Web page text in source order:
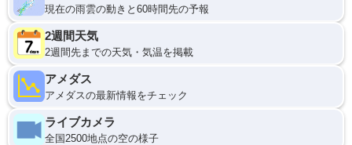
現在の雨雲の動きと60時間先の予報
2週間天気
2週間先までの天気・気温を掲載
アメダス
アメダスの最新情報をチェック
ライブカメラ
全国2500地点の空の様子